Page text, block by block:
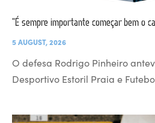
“É sempre importante começar bem o
5 AUGUST, 2026
O defesa Rodrigo Pinheiro
Desportivo Estoril Praia e